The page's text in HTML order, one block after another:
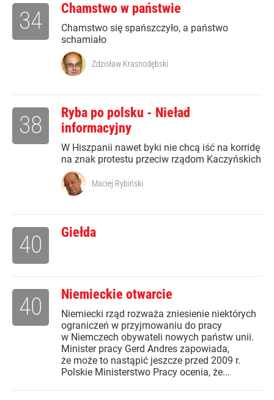
Chamstwo w państwie
Chamstwo się spańszczyło, a państwo
schamiało
34
Zdzisław Krasnodębski
Ryba po polsku - Nieład
informacyjny
W Hiszpanii nawet byki nie chcą iść na korridę
na znak protestu przeciw rządom Kaczyńskich
38
Maciej Rybiński
Giełda
40
Niemieckie otwarcie
Niemiecki rząd rozważa zniesienie niektórych
ograniczeń w przyjmowaniu do pracy
w Niemczech obywateli nowych państw unii.
Minister pracy Gerd Andres zapowiada,
że może to nastąpić jeszcze przed 2009 r.
Polskie Ministerstwo Pracy ocenia, że...
40